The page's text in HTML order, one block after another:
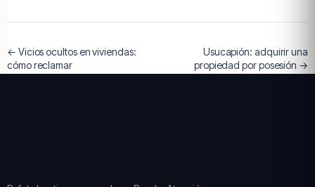
← Vicios ocultos en viviendas:
cómo reclamar
Usucapión: adquirir una
propiedad por posesión →